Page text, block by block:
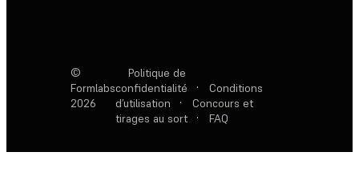
©
Formlabs
2026
Politique de
confidentialité
·
Conditions
d’utilisation
·
Concours et
tirages au sort
· FAQ